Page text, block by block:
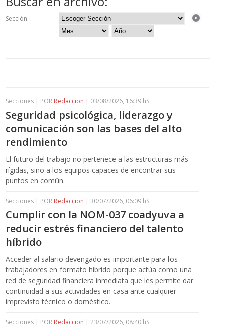
Sección:
Secciones | POR Redaccion | 03/08/2026, 16:39 hS
Seguridad psicológica, liderazgo y
comunicación son las bases del alto
rendimiento
El futuro del trabajo no pertenece a las estructuras más
rígidas, sino a los equipos capaces de encontrar sus
puntos en común.
Secciones | POR Redaccion | 30/07/2026, 06:09 hS
Cumplir con la NOM-037 coadyuva a
reducir estrés financiero del talento
híbrido
Acceder al salario devengado es importante para los
trabajadores en formato híbrido porque actúa como una
red de seguridad financiera inmediata que les permite dar
continuidad a sus actividades en casa ante cualquier
imprevisto técnico o doméstico.
Secciones | POR Redaccion | 23/07/2026, 08:40 hS